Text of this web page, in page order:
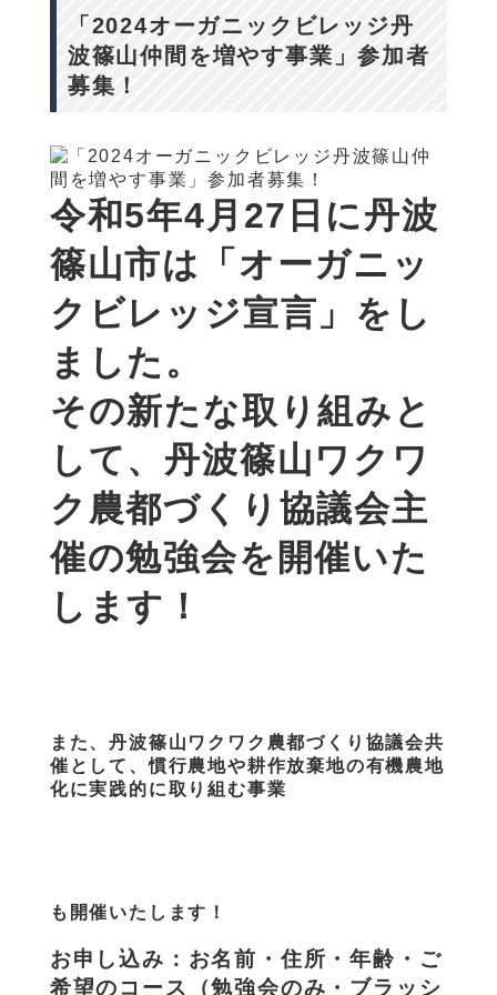
「2024オーガニックビレッジ丹
波篠山仲間を増やす事業」参加者
募集！
令和5年4月27日に丹波
篠山市は「オーガニッ
クビレッジ宣言」をし
ました。
その新たな取り組みと
して、丹波篠山ワクワ
ク農都づくり協議会主
催の勉強会を開催いた
します！
また、丹波篠山ワクワク農都づくり協議会共
催として、慣行農地や耕作放棄地の有機農地
化に実践的に取り組む事業
も開催いたします！
お申し込み：お名前・住所・年齢・ご
希望のコース（勉強会のみ・ブラッシ